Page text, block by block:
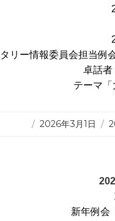
リー情報委員会担当例
卓話
テーマ「
投
2026年3月1日
新年例会